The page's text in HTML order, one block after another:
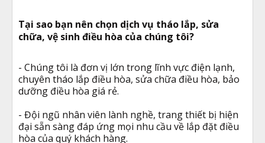
Tại sao bạn nên chọn dịch vụ tháo lắp, sửa
chữa, vệ sinh điều hòa của chúng tôi?
- Chúng tôi là đơn vị lớn trong lĩnh vực điện lạnh,
chuyên tháo lắp điều hòa, sửa chữa điều hòa, bảo
dưỡng điều hòa giá rẻ.
- Đội ngũ nhân viên lành nghề, trang thiết bị hiện
đại sẵn sàng đáp ứng mọi nhu cầu về lắp đặt điều
hòa của quý khách hàng.